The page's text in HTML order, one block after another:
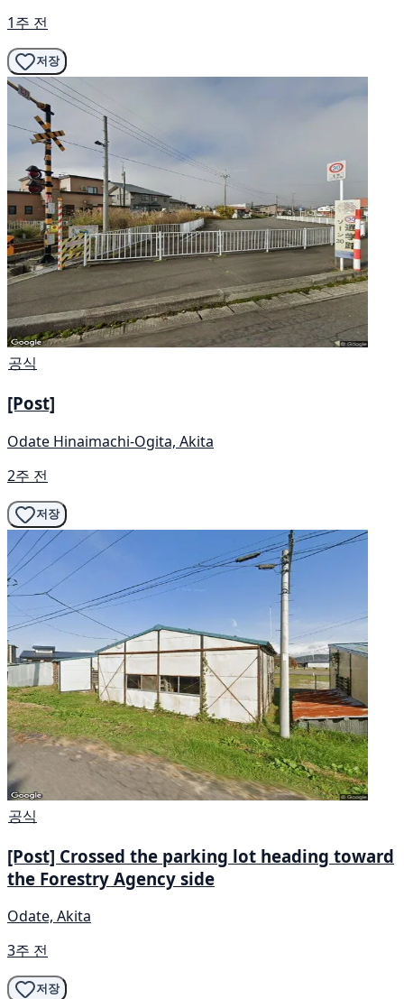
1주 전
저장
공식
[Post]
Odate Hinaimachi-Ogita, Akita
2주 전
저장
공식
[Post] Crossed the parking lot heading toward
the Forestry Agency side
Odate, Akita
3주 전
저장